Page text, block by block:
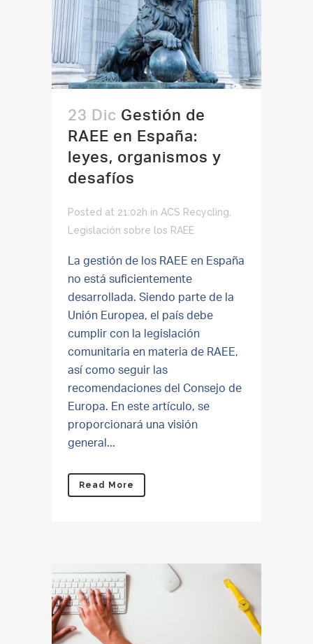
23 Dic Gestión de
RAEE en España:
leyes, organismos y
desafíos
Posted at 21:02h in ACS Recycling
Legislación sobre los RAEE
La gestión de los RAEE en España
no está suficientemente
desarrollada. Siendo parte de la
Unión Europea, el país debe
cumplir con la legislación
comunitaria en materia de RAEE,
así como seguir las
recomendaciones del Consejo de
Europa. En este artículo, se
proporcionará una visión
general...
Read More